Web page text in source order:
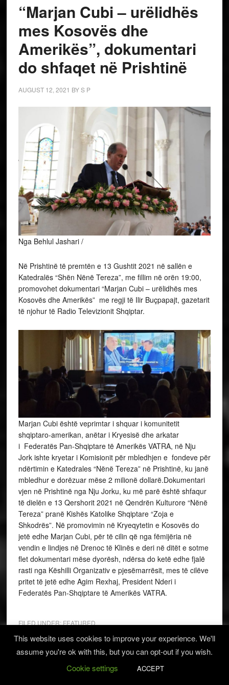
“Marjan Cubi – urëlidhës
mes Kosovës dhe
Amerikës”, dokumentari
do shfaqet në Prishtinë
AUGUST 12, 2021 BYS P
Nga Behlul Jashari /
Në Prishtinë të premtën e 13 Gushtit 2021 në sallën e
Katedralës “Shën Nënë Tereza”, me fillim në orën 19:00,
promovohet dokumentari “Marjan Cubi – urëlidhës mes
Kosovës dhe Amerikës” me regji të Ilir Buçpapajt, gazetarit
të njohur të Radio Televizionit Shqiptar.
Marjan Cubi është veprimtar i shquar i komunitetit
shqiptaro-amerikan, anëtar i Kryesisë dhe arkatar
i Federatës Pan-Shqiptare të Amerikës VATRA, në Nju
Jork ishte kryetar i Komisionit për mbledhjen e fondeve për
ndërtimin e Katedrales “Nënë Tereza” në Prishtinë, ku janë
mbledhur e dorëzuar mëse 2 milionë dollarë.Dokumentari
vjen në Prishtinë nga Nju Jorku, ku më parë është shfaqur
të dielën e 13 Qershorit 2021 në Qendrën Kulturore “Nënë
Tereza” pranë Kishës Katolike Shqiptare “Zoja e
Shkodrës”. Në promovimin në Kryeqytetin e Kosovës do
jetë edhe Marjan Cubi, për të cilin që nga fëmijëria në
vendin e lindjes në Drenoc të Klinës e deri në ditët e sotme
flet dokumentari mëse dyorësh, ndërsa do ketë edhe fjalë
rasti nga Këshilli Organizativ e pjesëmarrësit, mes të cilëve
pritet të jetë edhe Agim Rexhaj, President Nderi i
Federatës Pan-Shqiptare të Amerikës VATRA.
FILED UNDER: FEATURED
This website uses cookies to improve your experience. We'll
assume you're ok with this, but you can opt-out if you wish.
Cookie settings
ACCEPT